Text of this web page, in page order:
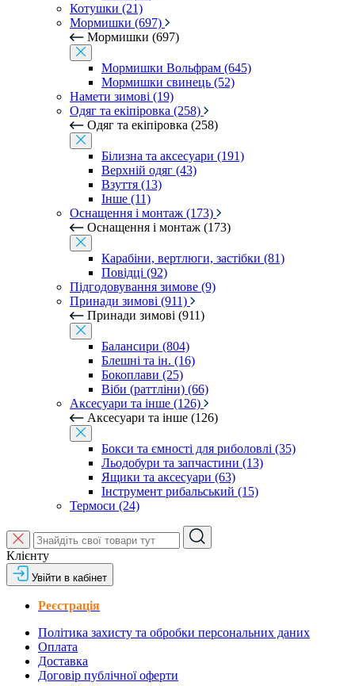
Котушки (21)
Мормишки (697)
Мормишки (697)
Мормишки Вольфрам (645)
Мормишки свинець (52)
Намети зимові (19)
Одяг та екіпіровка (258)
Одяг та екіпіровка (258)
Білизна та аксесуари (191)
Верхній одяг (43)
Взуття (13)
Інше (11)
Оснащення і монтаж (173)
Оснащення і монтаж (173)
Карабіни, вертлюги, застібки (81)
Повідці (92)
Підгодовування зимове (9)
Принади зимові (911)
Принади зимові (911)
Балансири (804)
Блешні та ін. (16)
Бокоплави (25)
Віби (раттліни) (66)
Аксесуари та інше (126)
Аксесуари та інше (126)
Бокси та ємності для риболовлі (35)
Льодобури та запчастини (13)
Ящики та аксесуари (63)
Інструмент рибальський (15)
Термоси (24)
Клієнту
Увійти в кабінет
Реєстрація
Політика захисту та обробки персональних даних
Оплата
Доставка
Договір публічної оферти